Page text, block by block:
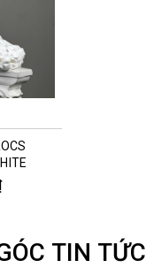
TIN TỨC